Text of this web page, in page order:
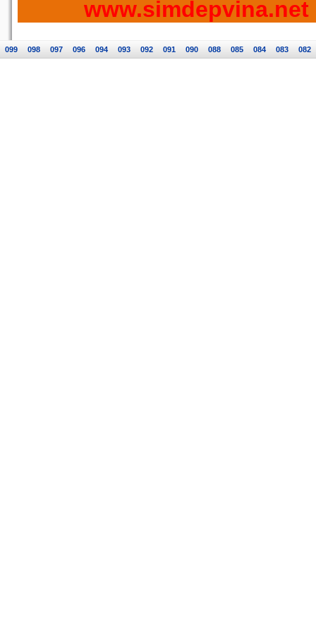
099 098 097 096 094 093 092 091 090 088 085 084 083 082